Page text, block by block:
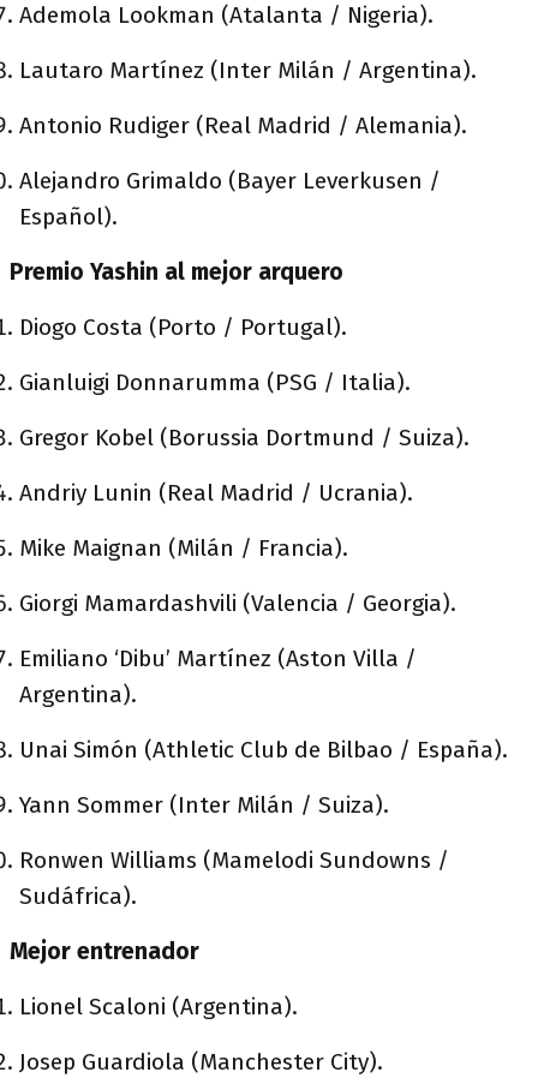
Ademola Lookman (Atalanta / Nigeria).
Lautaro Martínez (Inter Milán / Argentina).
Antonio Rudiger (Real Madrid / Alemania).
Alejandro Grimaldo (Bayer Leverkusen /
Español).
Premio Yashin al mejor arquero
Diogo Costa (Porto / Portugal).
Gianluigi Donnarumma (PSG / Italia).
Gregor Kobel (Borussia Dortmund / Suiza).
Andriy Lunin (Real Madrid / Ucrania).
Mike Maignan (Milán / Francia).
Giorgi Mamardashvili (Valencia / Georgia).
Emiliano ‘Dibu’ Martínez (Aston Villa /
Argentina).
Unai Simón (Athletic Club de Bilbao / España).
Yann Sommer (Inter Milán / Suiza).
Ronwen Williams (Mamelodi Sundowns /
Sudáfrica).
Mejor entrenador
Lionel Scaloni (Argentina).
Josep Guardiola (Manchester City).